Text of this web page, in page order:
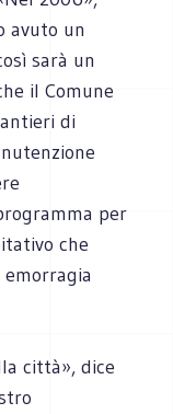
avuto un
sarà un
il Comune
di
per
che
città», dice